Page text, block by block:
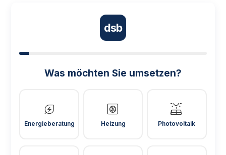
dsb
Was möchten Sie umsetzen?
energy_savings_leaf
Energieberatung
heat_pump
Heizung
solar_power
Photovoltaik